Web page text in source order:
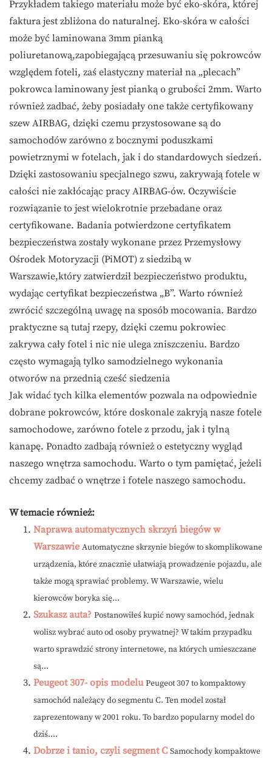
Przykładem takiego materiału może być eko-skóra, której
faktura jest zbliżona do naturalnej. Eko-skóra w całości
może być laminowana 3mm pianką
poliuretanową,zapobiegającą przesuwaniu się pokrowców
względem foteli, zaś elastyczny materiał na „plecach”
pokrowca laminowany jest pianką o grubości 2mm. Warto
również zadbać, żeby posiadały one także certyfikowany
szew AIRBAG, dzięki czemu przystosowane są do
samochodów zarówno z bocznymi poduszkami
powietrznymi w fotelach, jak i do standardowych siedzeń.
Dzięki zastosowaniu specjalnego szwu, zakrywają fotele w
całości nie zakłócając pracy AIRBAG-ów. Oczywiście
rozwiązanie to jest wielokrotnie przebadane oraz
certyfikowane. Badania potwierdzone certyfikatem
bezpieczeństwa zostały wykonane przez Przemysłowy
Ośrodek Motoryzacji (PiMOT) z siedzibą w
Warszawie,który zatwierdził bezpieczeństwo produktu,
wydając certyfikat bezpieczeństwa „B”. Warto również
zwrócić szczególną uwagę na sposób mocowania. Bardzo
praktyczne są tutaj rzepy, dzięki czemu pokrowiec
zakrywa cały fotel i nic nie ulega zniszczeniu. Bardzo
często wymagają tylko samodzielnego wykonania
otworów na przednią cześć siedzenia
Jak widać tych kilka elementów pozwala na odpowiednie
dobrane pokrowców, które doskonale zakryją nasze fotele
samochodowe, zarówno fotele z przodu, jak i tylną
kanapę. Ponadto zadbają również o estetyczny wygląd
naszego wnętrza samochodu. Warto o tym pamiętać, jeżeli
chcemy zadbać o wnętrze i fotele naszego samochodu.
W temacie również:
Naprawa automatycznych skrzyń biegów w
Warszawie Automatyczne skrzynie biegów to skomplikowane
urządzenia, które znacznie ułatwiają prowadzenie pojazdu, ale
także mogą sprawiać problemy. W Warszawie, wielu
kierowców boryka się...
Szukasz auta? Postanowiłeś kupić nowy samochód, jednak
wolisz wybrać auto od osoby prywatnej? W takim przypadku
warto sprawdzić strony internetowe, na których umieszczane
są...
Peugeot 307- opis modelu Peugeot 307 to kompaktowy
samochód należący do segmentu C. Ten model został
zaprezentowany w 2001 roku. To bardzo popularny model do
dziś....
Dobrze i tanio, czyli segment C Samochody kompaktowe